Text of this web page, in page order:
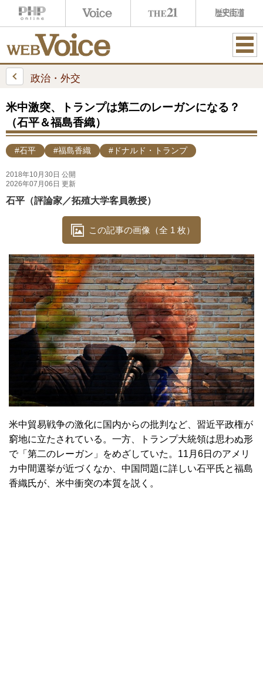
ME
政治・外交
米中激突、トランプは第二のレーガンになる？
（石平＆福島香織）
#石平 #福島香織 #ドナルド・トランプ
2018年10月30日 公開
2026年07月06日 更新
石平（評論家／拓殖大学客員教授）
この記事の画像（全 1 枚）
米中貿易戦争の激化に国内からの批判など、習近平政権が
窮地に立たされている。一方、トランプ大統領は思わぬ形
で「第二のレーガン」をめざしていた。11月6日のアメリ
カ中間選挙が近づくなか、中国問題に詳しい石平氏と福島
香織氏が、米中衝突の本質を説く。